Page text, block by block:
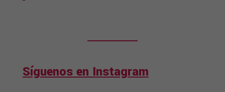
Síguenos en Instagram